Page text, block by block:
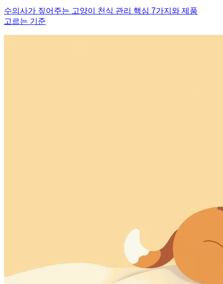
수의사가 짚어주는 고양이 천식 관리 핵심 7가지와 제품
고르는 기준